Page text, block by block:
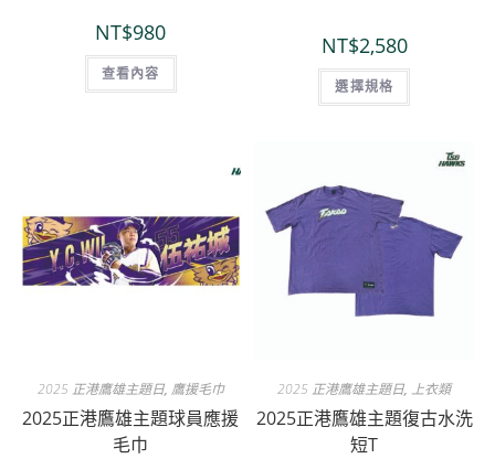
NT$980
查看內容
NT$2,580
選擇規格
2025 正港鷹雄主題日, 鷹援毛巾
2025正港鷹雄主題球員應援
毛巾
2025 正港鷹雄主題日, 上衣類
2025正港鷹雄主題復古水洗
短T